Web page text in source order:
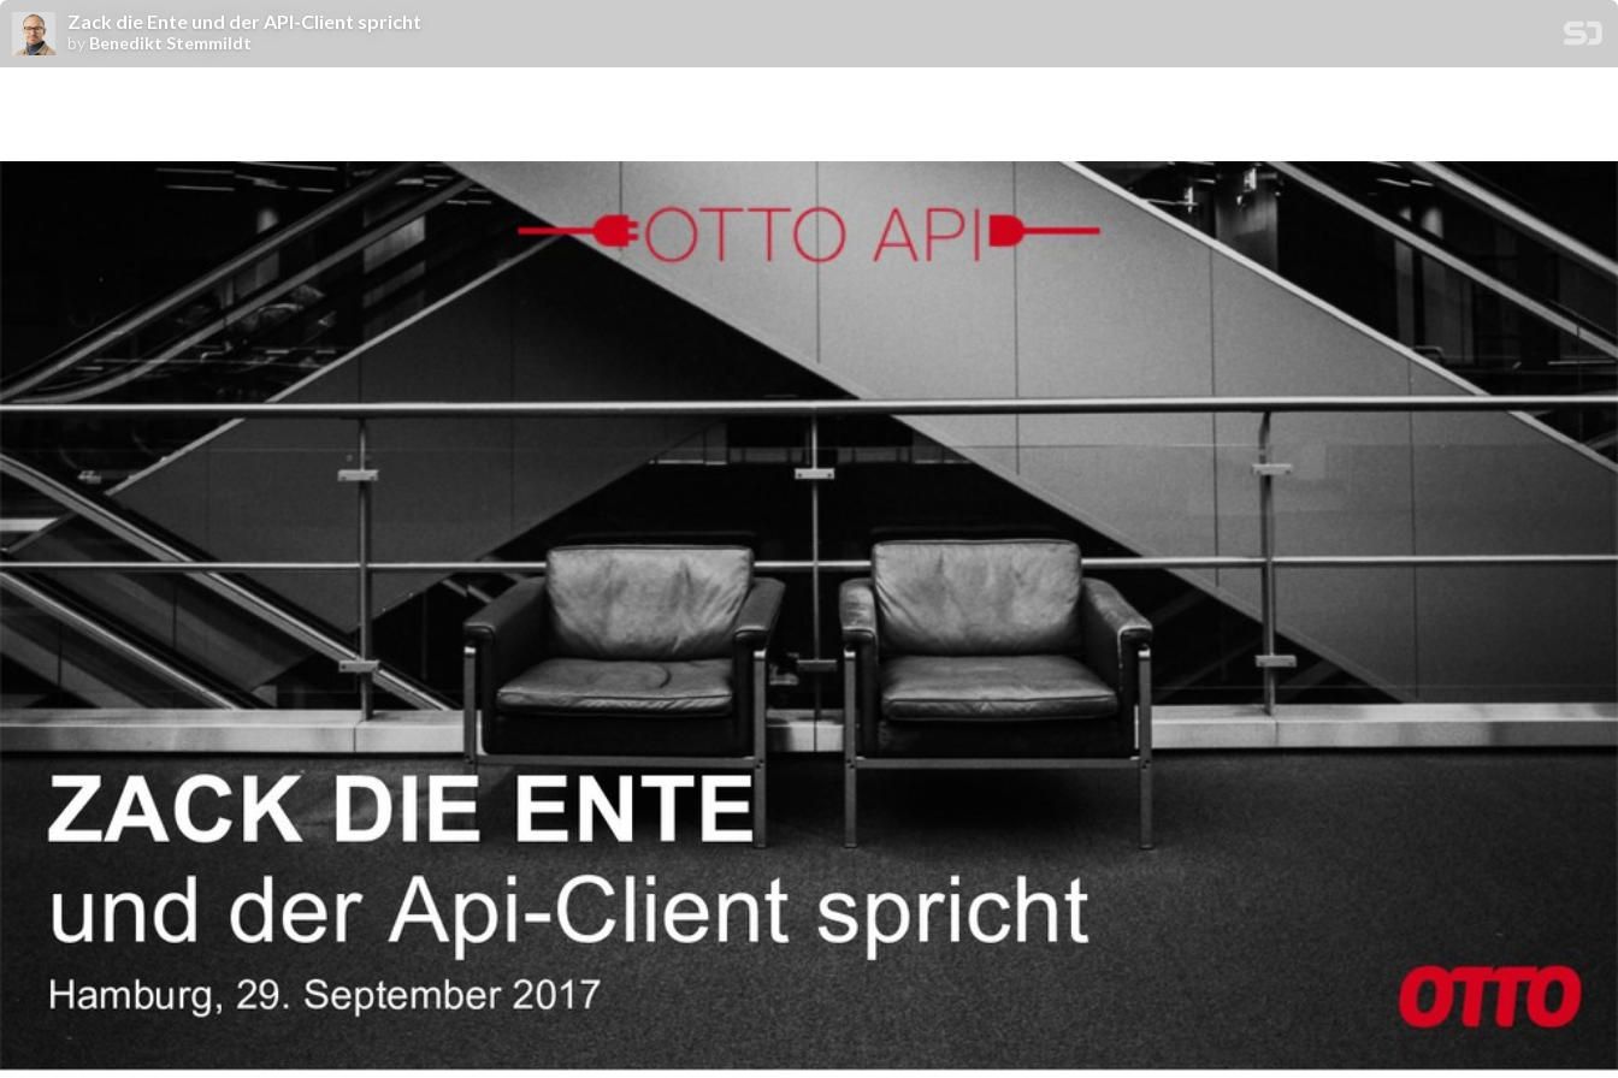
Zack die Ente und der API-Client spricht
by Benedikt Stemmildt